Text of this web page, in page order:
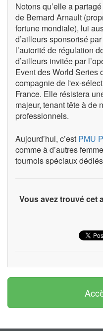
Notons qu’elle a partagé
de Bernard Arnault
fortune mondiale), lui
d’ailleurs sponsorisé
l’autorité de régulation
d’ailleurs invitée par
Event des World Series
compagnie de l'ex-
France. Elle résistera
majeur, tenant tête à de
professionnels.
Aujourd’hui, c’est PMU
comme à d’autres
tournois spéciaux
Vous avez trouvé cet